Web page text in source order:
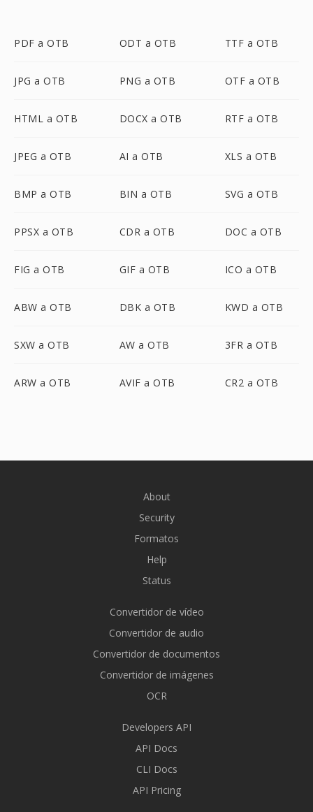
PDF a OTB ODT a OTB TTF a OTB
JPG a OTB PNG a OTB OTF a OTB
HTML a OTB DOCX a OTB RTF a OTB
JPEG a OTB AI a OTB XLS a OTB
BMP a OTB BIN a OTB SVG a OTB
PPSX a OTB CDR a OTB DOC a OTB
FIG a OTB GIF a OTB ICO a OTB
ABW a OTB DBK a OTB KWD a OTB
SXW a OTB AW a OTB 3FR a OTB
ARW a OTB AVIF a OTB CR2 a OTB
About
Security
Formatos
Help
Status
Convertidor de vídeo
Convertidor de audio
Convertidor de documentos
Convertidor de imágenes
OCR
Developers API
API Docs
CLI Docs
API Pricing